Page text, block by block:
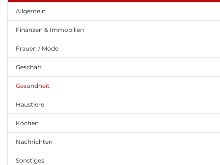
Allgemein
Finanzen & Immobilien
Frauen / Mode
Geschäft
Gesundheit
Haustiere
Kochen
Nachrichten
Sonstiges